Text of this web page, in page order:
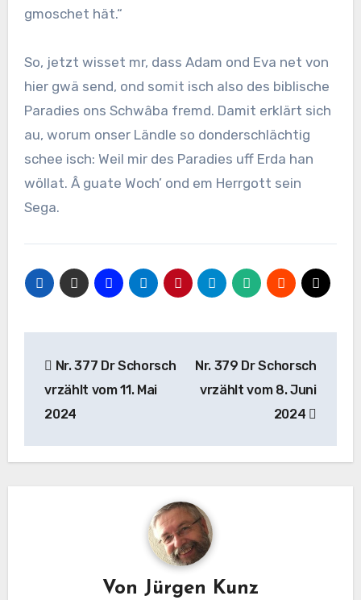
gmoschet hät.“
So, jetzt wisset mr, dass Adam ond Eva net von
hier gwä send, ond somit isch also des biblische
Paradies ons Schwâba fremd. Damit erklärt sich
au, worum onser Ländle so donderschlächtig
schee isch: Weil mir des Paradies uff Erda han
wöllat. Â guate Woch’ ond em Herrgott sein
Sega.
Nr. 377 Dr Schorsch
vrzählt vom 11. Mai
2024
Nr. 379 Dr Schorsch
vrzählt vom 8. Juni
2024
Von Jürgen Kunz